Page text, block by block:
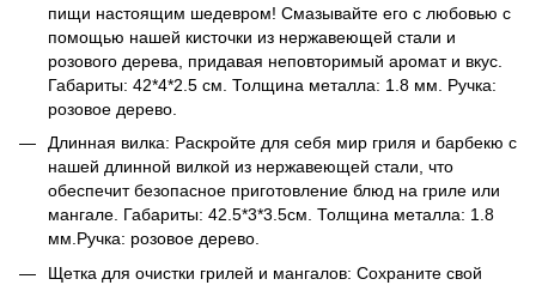
пищи настоящим шедевром! Смазывайте его с любовью с
помощью нашей кисточки из нержавеющей стали и
розового дерева, придавая неповторимый аромат и вкус.
Габариты: 42*4*2.5 см. Толщина металла: 1.8 мм. Ручка:
розовое дерево.
Длинная вилка: Раскройте для себя мир гриля и барбекю с
нашей длинной вилкой из нержавеющей стали, что
обеспечит безопасное приготовление блюд на гриле или
мангале. Габариты: 42.5*3*3.5см. Толщина металла: 1.8
мм.Ручка: розовое дерево.
Щетка для очистки грилей и мангалов: Сохраните свой